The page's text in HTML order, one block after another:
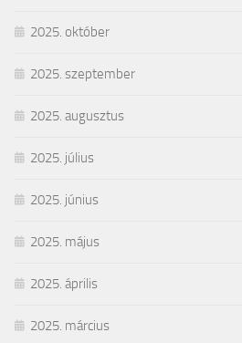
2025. október
2025. szeptember
2025. augusztus
2025. július
2025. június
2025. május
2025. április
2025. március